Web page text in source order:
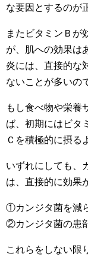
な要因とするのが
またビタミンＢが
が、肌への効果は
炎には、直接的な
ないことが多いの
もし食べ物や栄養
ば、初期にはビタ
Ｃを積極的に摂る
いずれにしても、
は、直接的に効果
①カンジタ菌を減
②カンジタ菌の患
これらをしない限